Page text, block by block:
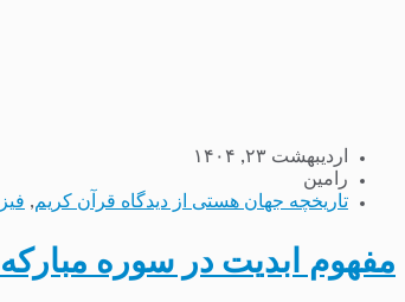
اردیبهشت ۲۳, ۱۴۰۴
رامین
تاریخچه جهان هستی از دیدگاه قرآن کریم,
مفهوم ابدیت در سوره